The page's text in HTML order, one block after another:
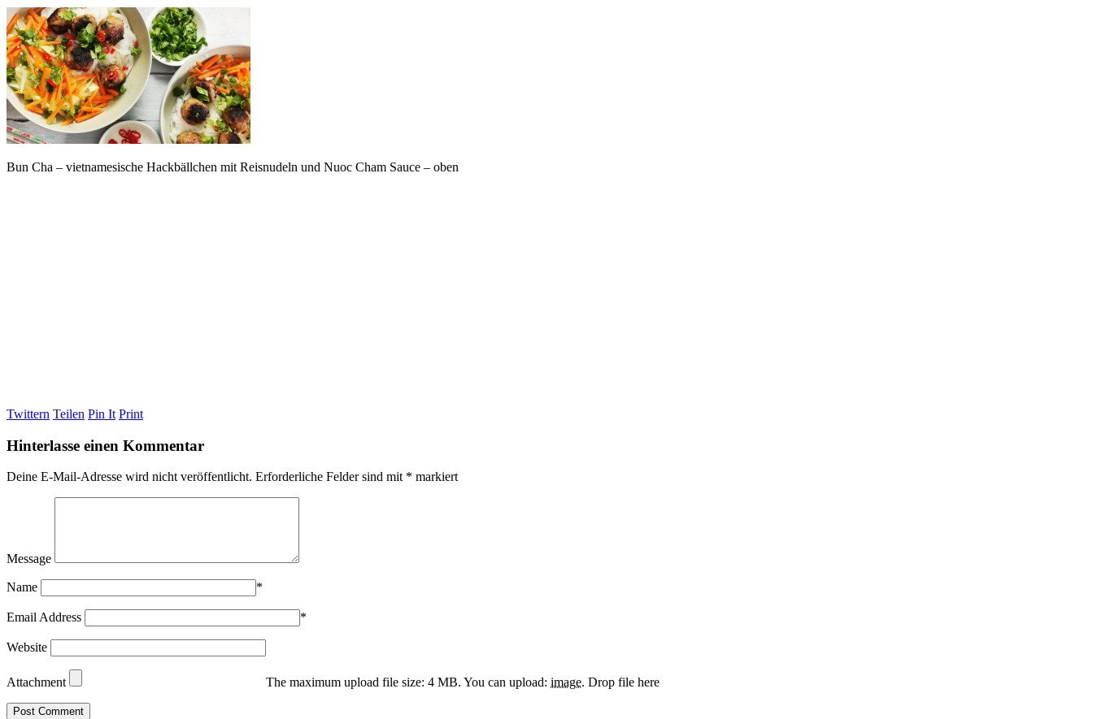
Bun Cha – vietnamesische Hackbällchen mit Reisnudeln und Nuoc Cham Sauce – oben
Twittern Teilen Pin It Print
Hinterlasse einen Kommentar
Deine E-Mail-Adresse wird nicht veröffentlicht. Erforderliche Felder sind mit * markiert
Message
Name *
Email Address *
Website
Attachment The maximum upload file size: 4 MB. You can upload: image. Drop file here